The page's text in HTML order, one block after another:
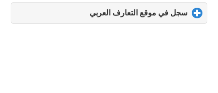
سجل في موقع التعارف العربي
to